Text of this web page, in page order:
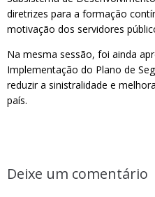
diretrizes para a formação
motivação dos servidores
Na mesma sessão, foi ainda
Implementação do Plano de
reduzir a sinistralidade e
país.
Deixe um comentário